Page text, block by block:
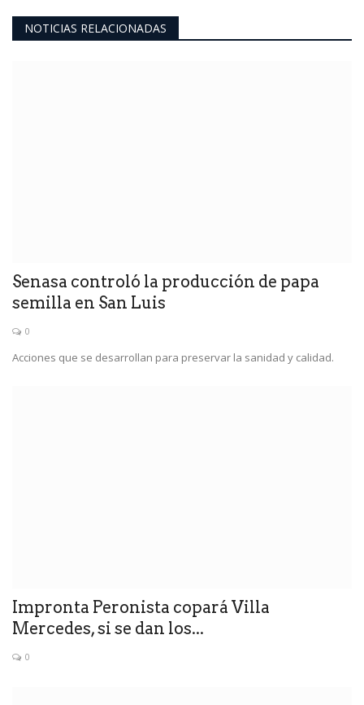
NOTICIAS RELACIONADAS
Senasa controló la producción de papa
semilla en San Luis
0
Acciones que se desarrollan para preservar la sanidad y calidad.
Impronta Peronista copará Villa
Mercedes, si se dan los...
0